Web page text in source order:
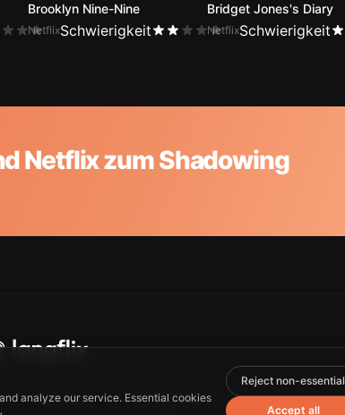
Brooklyn Nine-Nine
NetflixSchwierigkeit
Bridget Jones's Diary
NetflixSchwierigkeit
Netflix zum Shadowing
Terms Contact us
analyze our service. Essential cookies
Reject non-essential
Accept all